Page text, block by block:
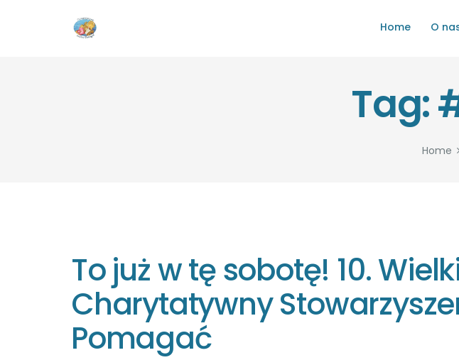
Home O
Tag:
Home
HOME
ZOSTAŃ
PARTNERZY
To już w tę sobotę! 10.
Charytatywny
Pomagać